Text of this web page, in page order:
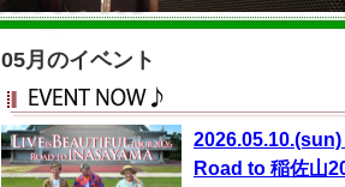
05月のイベント
Road to 稲佐山